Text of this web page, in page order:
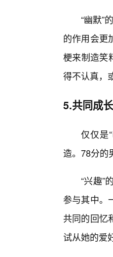
“幽默”
的作用会更
梗来制造笑
得不认真，
5.共同成
仅仅是
造。78分的
“兴趣”
参与其中。
共同的回忆
试从她的爱